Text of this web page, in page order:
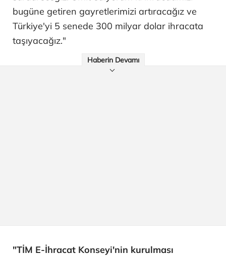
bugüne getiren gayretlerimizi artıracağız ve
Türkiye'yi 5 senede 300 milyar dolar ihracata
taşıyacağız."
Haberin Devamı
"TİM E-İhracat Konseyi'nin kurulması